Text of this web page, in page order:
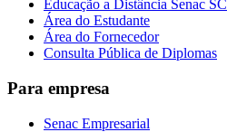
Educação a Distância Senac SC
Área do Estudante
Área do Fornecedor
Consulta Pública de Diplomas
Para empresa
Senac Empresarial